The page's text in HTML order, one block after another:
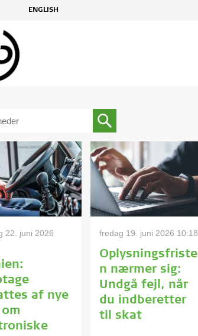
ENGLISH
22. juni 2026
af nye
fredag 19. juni 2026 10:18
Oplysningsfriste
n nærmer sig:
Undgå fejl, når
du indberetter
til skat